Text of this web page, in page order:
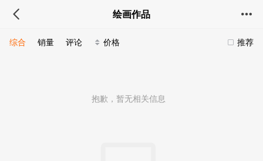
绘画作品
推荐
综合 销量 评论 价格
抱歉，暂无相关信息